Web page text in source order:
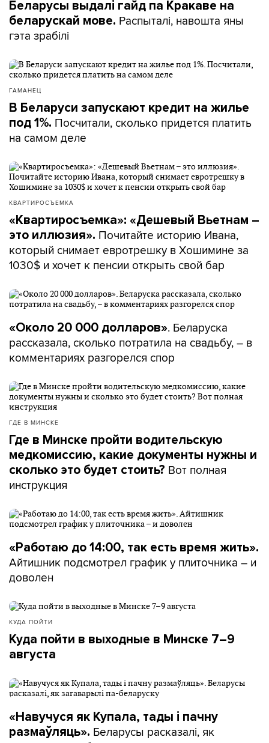
Беларусы выдалі гайд па Кракаве на
беларускай мове. Распыталі, навошта яны
гэта зрабілі
ГАМАНЕЦ
В Беларуси запускают кредит на жилье
под 1%. Посчитали, сколько придется платить
на самом деле
КВАРТИРОСЪЕМКА
«Квартиросъемка»: «Дешевый Вьетнам –
это иллюзия». Почитайте историю Ивана,
который снимает евротрешку в Хошимине за
1030$ и хочет к пенсии открыть свой бар
«Около 20 000 долларов». Беларуска
рассказала, сколько потратила на свадьбу, – в
комментариях разгорелся спор
ГДЕ В МИНСКЕ
Где в Минске пройти водительскую
медкомиссию, какие документы нужны и
сколько это будет стоить? Вот полная
инструкция
«Работаю до 14:00, так есть время жить».
Айтишник подсмотрел график у плиточника – и
доволен
КУДА ПОЙТИ
Куда пойти в выходные в Минске 7–9
августа
«Навучуся як Купала, тады і пачну
размаўляць». Беларусы расказалі, як